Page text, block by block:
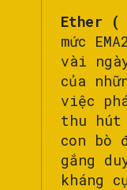
Ether (
mức
vài
của
việc
thu hút
con bò
gắng
kháng